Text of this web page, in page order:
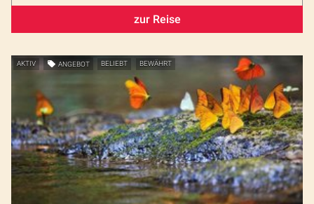
zur Reise
AKTIV ANGEBOT BELIEBT BEWÄHRT